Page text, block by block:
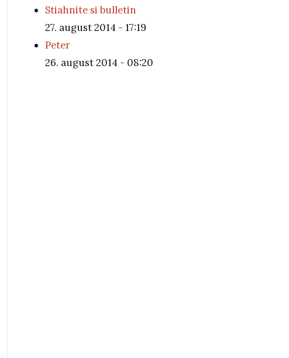
Stiahnite si bulletin
27. august 2014 - 17:19
Peter
26. august 2014 - 08:20